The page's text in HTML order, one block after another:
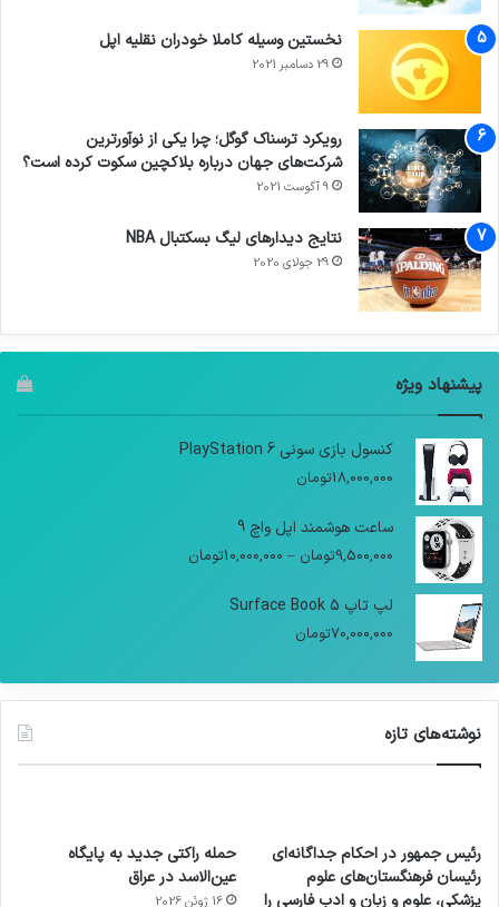
نخستین وسیله کاملا خودران نقلیه اپل
29 دسامبر 2021
رویکرد ترسناک گوگل؛ چرا یکی از نوآورترین
شرکت‌های جهان درباره بلاکچین سکوت کرده است؟
9 آگوست 2021
نتایج دیدار‌های لیگ بسکتبال NBA
29 جولای 2020
پیشنهاد ویژه
کنسول بازی سونی PlayStation 6
18,000,000تومان
ساعت هوشمند اپل واچ 9
9,500,000تومان –
10,000,000تومان
لپ تاپ Surface Book 5
70,000,000تومان
نوشته‌های تازه
رئیس جمهور در احکام جداگانه‌ای
رئیسان فرهنگستان‌های علوم
پزشکی، علوم و زبان و ادب فارسی را
حمله راکتی جدید به پایگاه
عین‌الاسد در عراق
16 ژوئن 2026